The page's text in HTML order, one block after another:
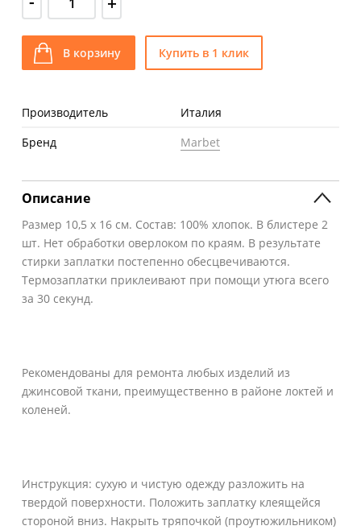
В корзину Купить в 1 клик
Производитель
Италия
Бренд
Marbet
Описание
Размер 10,5 х 16 см. Состав: 100% хлопок. В блистере 2
шт. Нет обработки оверлоком по краям. В результате
стирки заплатки постепенно обесцвечиваются.
Термозаплатки приклеивают при помощи утюга всего
за 30 секунд.
Рекомендованы для ремонта любых изделий из
джинсовой ткани, преимущественно в районе локтей и
коленей.
Инструкция: сухую и чистую одежду разложить на
твердой поверхности. Положить заплатку клеящейся
стороной вниз. Накрыть тряпочкой (проутюжильником)